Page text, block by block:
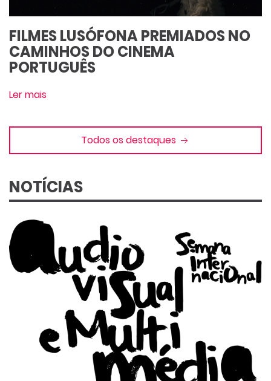
FILMES LUSÓFONA PREMIADOS NO
CAMINHOS DO CINEMA
PORTUGUÊS
Ler mais
Todos os destaques
NOTÍCIAS